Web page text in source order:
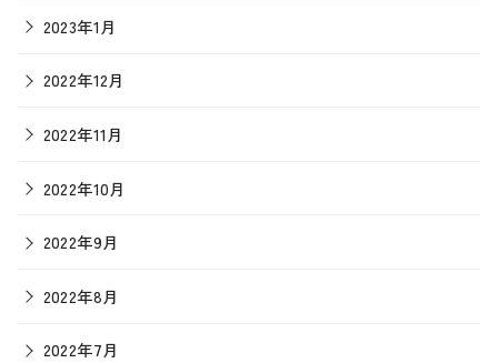
2023年1月
2022年12月
2022年11月
2022年10月
2022年9月
2022年8月
2022年7月